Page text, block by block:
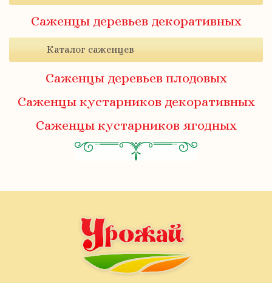
Саженцы деревьев декоративных
Каталог саженцев
Саженцы деревьев плодовых
Саженцы кустарников декоративных
Саженцы кустарников ягодных